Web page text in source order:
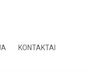
KONTAKTAI